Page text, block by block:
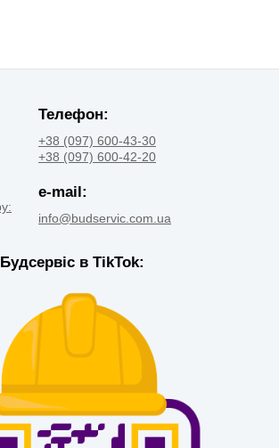
Телефон:
+38 (097) 600-43-30
+38 (097) 600-42-20
e-mail:
info@budservic.com.ua
в TikTok: